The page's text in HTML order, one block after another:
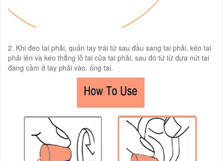
2. Khi đeo tai phải, quấn tay trái từ sau đầu sang tai phải, kéo tai
phải lên và kéo thẳng lỗ tai của tai phải, sau đó từ từ đưa nút tai
đang cầm ở tay phải vào. ống tai.